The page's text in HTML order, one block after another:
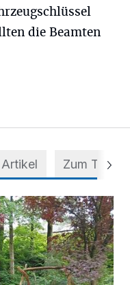
die Beamten
Zum Thema